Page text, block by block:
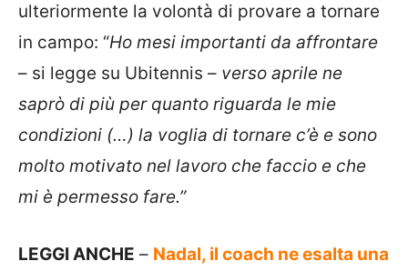
ulteriormente la volontà di provare a tornare
in campo: “Ho mesi importanti da affrontare
– si legge su Ubitennis – verso aprile ne
saprò di più per quanto riguarda le mie
condizioni (…) la voglia di tornare c’è e sono
molto motivato nel lavoro che faccio e che
mi è permesso fare.”
LEGGI ANCHE – Nadal, il coach ne esalta una